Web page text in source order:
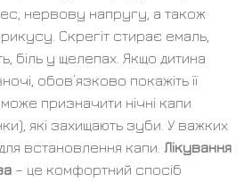
нервову напругу, а також
Скрегіт стирає емаль,
біль у щелепах. Якщо дитина
обов’язково покажіть її
призначити нічні капи
які захищають зуби. У важких
встановлення капи. Лікування
– це комфортний спосіб